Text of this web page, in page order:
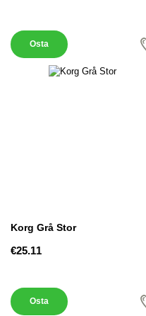
Osta
Korg Grå Stor
€25.11
Osta